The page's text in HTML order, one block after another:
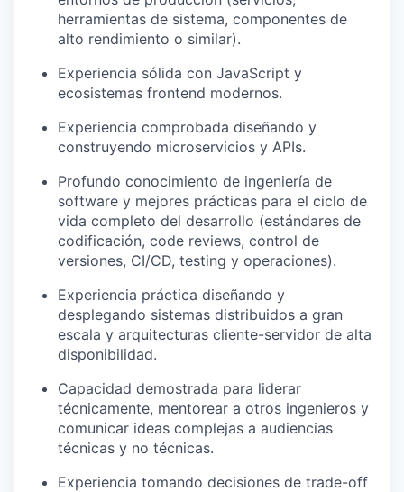
herramientas de sistema, componentes de
alto rendimiento o similar).
Experiencia sólida con JavaScript y
ecosistemas frontend modernos.
Experiencia comprobada diseñando y
construyendo microservicios y APIs.
Profundo conocimiento de ingeniería de
software y mejores prácticas para el ciclo de
vida completo del desarrollo (estándares de
codificación, code reviews, control de
versiones, CI/CD, testing y operaciones).
Experiencia práctica diseñando y
desplegando sistemas distribuidos a gran
escala y arquitecturas cliente-servidor de alta
disponibilidad.
Capacidad demostrada para liderar
técnicamente, mentorear a otros ingenieros y
comunicar ideas complejas a audiencias
técnicas y no técnicas.
Experiencia tomando decisiones de trade-off